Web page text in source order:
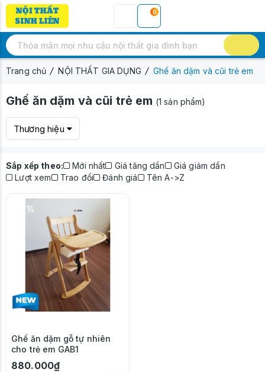
0
Trang chủ NỘI THẤT GIA DỤNG Ghế ăn dặm và cũi trẻ em
Ghế ăn dặm và cũi trẻ em (1 sản phẩm)
Thương hiệu
Sắp xếp theo: Mới nhất Giá tăng dần
Giá giảm dần
Lượt xem
Trao đổi Đánh giá Tên A->Z
-17%
Ghế ăn dặm gỗ tự nhiên
cho trẻ em GAB1
880.000₫